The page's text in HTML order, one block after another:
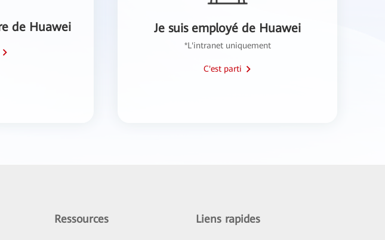
de Huawei Je suis employé de Huawei
*L'intranet uniquement
C'est parti
Ressources Liens rapides